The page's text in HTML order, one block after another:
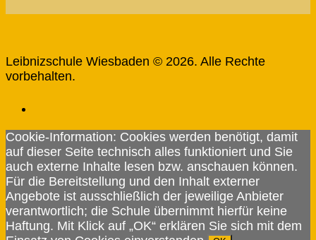
Leibnizschule Wiesbaden © 2026. Alle Rechte
vorbehalten.
Cookie-Information: Cookies werden benötigt, damit
auf dieser Seite technisch alles funktioniert und Sie
auch externe Inhalte lesen bzw. anschauen können.
Für die Bereitstellung und den Inhalt externer
Angebote ist ausschließlich der jeweilige Anbieter
verantwortlich; die Schule übernimmt hierfür keine
Haftung. Mit Klick auf „OK“ erklären Sie sich mit dem